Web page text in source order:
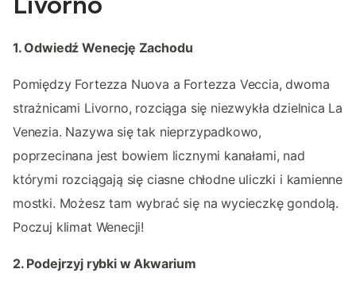
1. Odwiedź Wenecję Zachodu
Pomiędzy Fortezza Nuova a Fortezza Veccia, dwoma
strażnicami Livorno, rozciąga się niezwykła dzielnica La
Venezia. Nazywa się tak nieprzypadkowo,
poprzecinana jest bowiem licznymi kanałami, nad
którymi rozciągają się ciasne chłodne uliczki i kamienne
mostki. Możesz tam wybrać się na wycieczkę gondolą.
Poczuj klimat Wenecji!
2. Podejrzyj rybki w Akwarium